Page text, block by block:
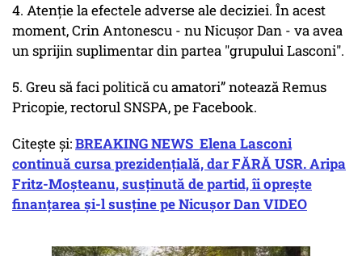
4. Atenție la efectele adverse ale deciziei. În acest
moment, Crin Antonescu - nu Nicușor Dan - va avea
un sprijin suplimentar din partea "grupului Lasconi".
5. Greu să faci politică cu amatori” notează Remus
Pricopie, rectorul SNSPA, pe Facebook.
Citește și:BREAKING NEWS Elena Lasconi
continuă cursa prezidențială, dar FĂRĂ USR. Aripa
Fritz-Moșteanu, susținută de partid, îi oprește
finanțarea și-l susține pe Nicușor Dan VIDEO